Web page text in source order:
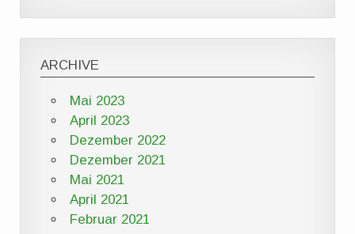
ARCHIVE
Mai 2023
April 2023
Dezember 2022
Dezember 2021
Mai 2021
April 2021
Februar 2021